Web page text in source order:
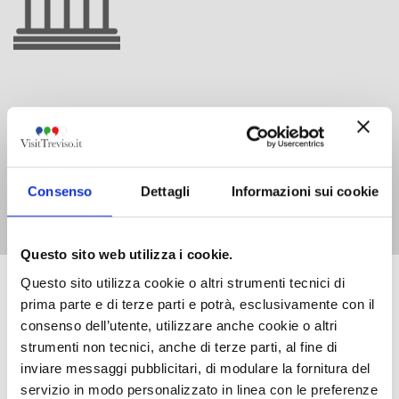
Consenso Dettagli Informazioni sui cookie
Questo sito web utilizza i cookie.
Questo sito utilizza cookie o altri strumenti tecnici di
prima parte e di terze parti e potrà, esclusivamente con il
consenso dell’utente, utilizzare anche cookie o altri
strumenti non tecnici, anche di terze parti, al fine di
inviare messaggi pubblicitari, di modulare la fornitura del
servizio in modo personalizzato in linea con le preferenze
Welcome to the Marca Trevigiana, a magnificent land full of
history and legends, where to live immersive emotions into
its rich past. Our landscapes will entice the tastes of the
most curious travelers with its Venetian villas, its ever-
changing horizons, with its art cities and iconic museums.